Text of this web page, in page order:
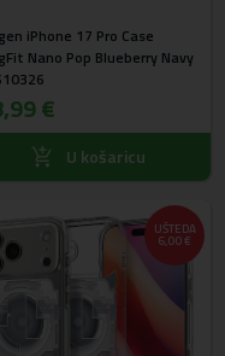
iPhone 17 Pro Case
Nano Pop Blueberry Navy
€
U košaricu
UŠTEDA
6,00 €